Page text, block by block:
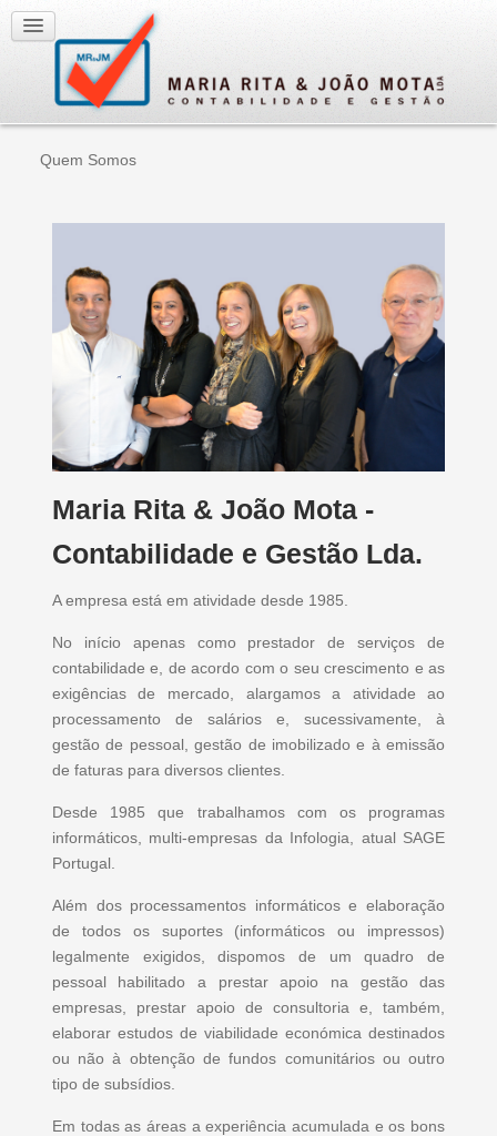
Quem Somos
Maria Rita & João Mota -
Contabilidade e Gestão Lda.
A empresa está em atividade desde 1985.
No início apenas como prestador de serviços de
contabilidade e, de acordo com o seu crescimento e as
exigências de mercado, alargamos a atividade ao
processamento de salários e, sucessivamente, à
gestão de pessoal, gestão de imobilizado e à emissão
de faturas para diversos clientes.
Desde 1985 que trabalhamos com os programas
informáticos, multi-empresas da Infologia, atual SAGE
Portugal.
Além dos processamentos informáticos e elaboração
de todos os suportes (informáticos ou impressos)
legalmente exigidos, dispomos de um quadro de
pessoal habilitado a prestar apoio na gestão das
empresas, prestar apoio de consultoria e, também,
elaborar estudos de viabilidade económica destinados
ou não à obtenção de fundos comunitários ou outro
tipo de subsídios.
Em todas as áreas a experiência acumulada e os bons